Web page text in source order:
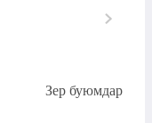
Зер буюмдар